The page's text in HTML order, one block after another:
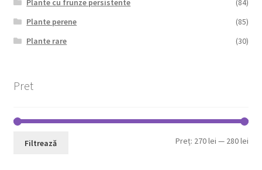
Plante perene
(85)
Plante rare
(30)
Pret
Filtrează Preț: 270 lei — 280 lei